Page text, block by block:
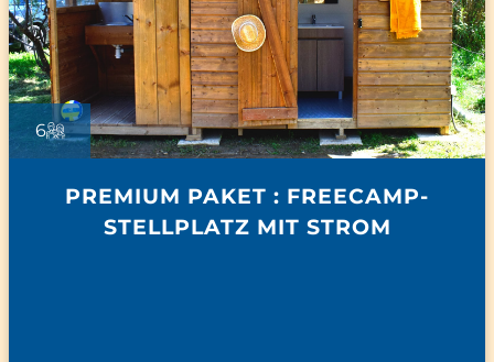
6
PREMIUM PAKET : FREECAMP-
STELLPLATZ MIT STROM